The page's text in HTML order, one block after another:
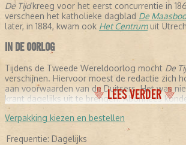
De Tijdkreeg voor het eerst concurrentie in
verscheen het katholieke dagblad De
later, in 1884, kwam ook Het Centrumuit
IN DE OORLOG
Tijdens de Tweede Wereldoorlog mocht De
verschijnen. Hiervoor moest de redactie zich
aan voorwaarden van de Duitsers. Het was
krant dagelijks uit te brengen. Abonnees
Tijd
gedurende de oorlogsjaren slechts een
LEES VERDER
Verpakking kiezen en bestellen
Frequentie: Dagelijks